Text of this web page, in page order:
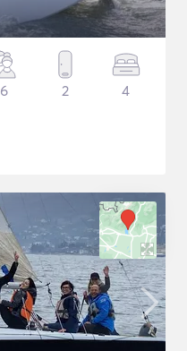
6 2 4